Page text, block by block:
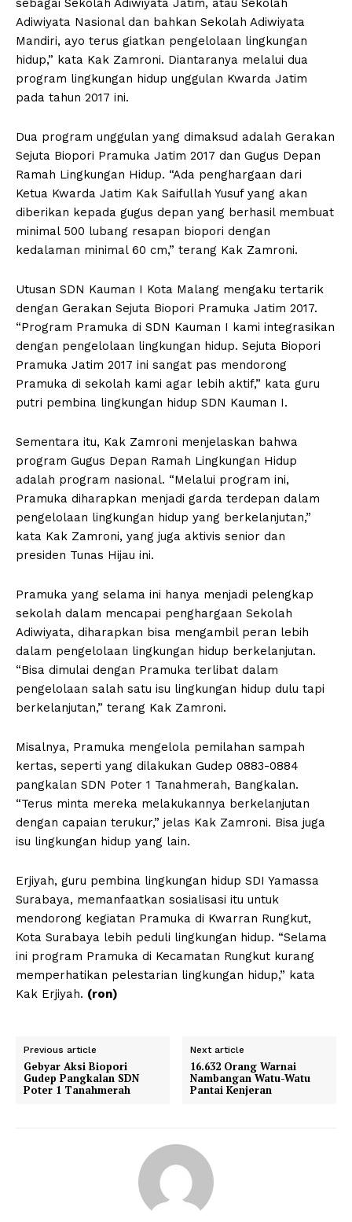
sebagai Sekolah Adiwiyata Jatim, atau Sekolah
Adiwiyata Nasional dan bahkan Sekolah Adiwiyata
Mandiri, ayo terus giatkan pengelolaan lingkungan
hidup,” kata Kak Zamroni. Diantaranya melalui dua
program lingkungan hidup unggulan Kwarda Jatim
pada tahun 2017 ini.
Dua program unggulan yang dimaksud adalah Gerakan
Sejuta Biopori Pramuka Jatim 2017 dan Gugus Depan
Ramah Lingkungan Hidup. “Ada penghargaan dari
Ketua Kwarda Jatim Kak Saifullah Yusuf yang akan
diberikan kepada gugus depan yang berhasil membuat
minimal 500 lubang resapan biopori dengan
kedalaman minimal 60 cm,” terang Kak Zamroni.
Utusan SDN Kauman I Kota Malang mengaku tertarik
dengan Gerakan Sejuta Biopori Pramuka Jatim 2017.
“Program Pramuka di SDN Kauman I kami integrasikan
dengan pengelolaan lingkungan hidup. Sejuta Biopori
Pramuka Jatim 2017 ini sangat pas mendorong
Pramuka di sekolah kami agar lebih aktif,” kata guru
putri pembina lingkungan hidup SDN Kauman I.
Sementara itu, Kak Zamroni menjelaskan bahwa
program Gugus Depan Ramah Lingkungan Hidup
adalah program nasional. “Melalui program ini,
Pramuka diharapkan menjadi garda terdepan dalam
pengelolaan lingkungan hidup yang berkelanjutan,”
kata Kak Zamroni, yang juga aktivis senior dan
presiden Tunas Hijau ini.
Pramuka yang selama ini hanya menjadi pelengkap
sekolah dalam mencapai penghargaan Sekolah
Adiwiyata, diharapkan bisa mengambil peran lebih
dalam pengelolaan lingkungan hidup berkelanjutan.
“Bisa dimulai dengan Pramuka terlibat dalam
pengelolaan salah satu isu lingkungan hidup dulu tapi
berkelanjutan,” terang Kak Zamroni.
Misalnya, Pramuka mengelola pemilahan sampah
kertas, seperti yang dilakukan Gudep 0883-0884
pangkalan SDN Poter 1 Tanahmerah, Bangkalan.
“Terus minta mereka melakukannya berkelanjutan
dengan capaian terukur,” jelas Kak Zamroni. Bisa juga
isu lingkungan hidup yang lain.
Erjiyah, guru pembina lingkungan hidup SDI Yamassa
Surabaya, memanfaatkan sosialisasi itu untuk
mendorong kegiatan Pramuka di Kwarran Rungkut,
Kota Surabaya lebih peduli lingkungan hidup. “Selama
ini program Pramuka di Kecamatan Rungkut kurang
memperhatikan pelestarian lingkungan hidup,” kata
Kak Erjiyah. (ron)
Previous article
Gebyar Aksi Biopori
Gudep Pangkalan SDN
Poter 1 Tanahmerah
Next article
16.632 Orang Warnai
Nambangan Watu-Watu
Pantai Kenjeran